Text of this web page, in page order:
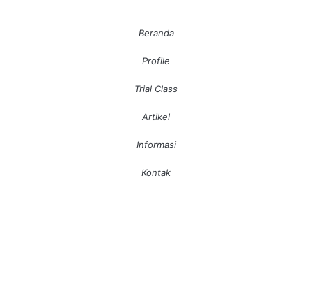
Beranda
Profile
Trial Class
Artikel
Informasi
Kontak